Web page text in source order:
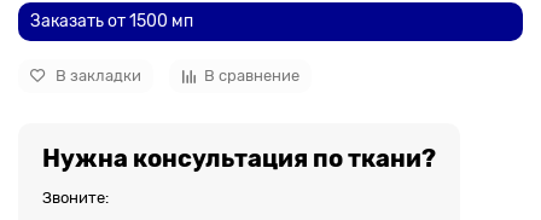
Заказать от 1500 мп
В закладки В сравнение
Нужна консультация по ткани?
Звоните: